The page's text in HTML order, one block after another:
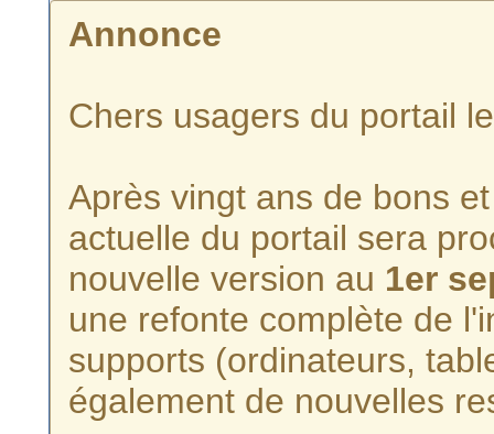
Annonce
Chers usagers du portail
Après vingt ans de bons
actuelle du portail sera
nouvelle version au 1er
une refonte complète de
supports (ordinateurs,
également de nouvelles